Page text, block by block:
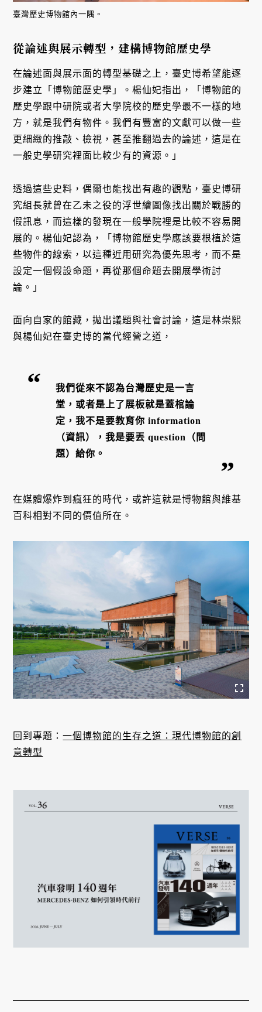
臺灣歷史博物館內一隅。
從論述與展示轉型，建構博物館歷史學
在論述面與展示面的轉型基礎之上，臺史博希望能逐
步建立「博物館歷史學」。楊仙妃指出，「博物館的
歷史學跟中研院或者大學院校的歷史學最不一樣的地
方，就是我們有物件。我們有豐富的文獻可以做一些
更細緻的推敲、檢視，甚至推翻過去的論述，這是在
一般史學研究裡面比較少有的資源。」
透過這些史料，偶爾也能找出有趣的觀點，臺史博研
究組長就曾在乙未之役的浮世繪圖像找出關於戰勝的
假訊息，而這樣的發現在一般學院裡是比較不容易開
展的。楊仙妃認為，「博物館歷史學應該要根植於這
些物件的線索，以這種近用研究為優先思考，而不是
設定一個假設命題，再從那個命題去開展學術討
論。」
面向自家的館藏，拋出議題與社會討論，這是林崇熙
與楊仙妃在臺史博的當代經營之道，
我們從來不認為台灣歷史是一言
堂，或者是上了展板就是蓋棺論
定，我不是要教育你 information
（資訊），我是要丟 question（問
題）給你。
在媒體爆炸到瘋狂的時代，或許這就是博物館與維基
百科相對不同的價值所在。
回到專題：一個博物館的生存之道：現代博物館的創
意轉型